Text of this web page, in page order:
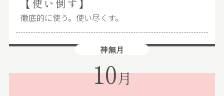
徹底的に使う。使い尽くす。
神無月
10月